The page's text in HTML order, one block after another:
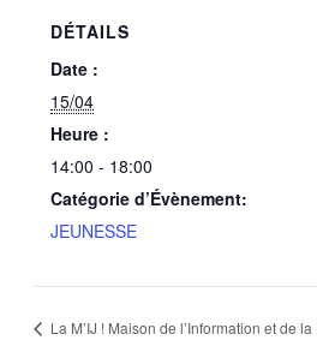
DÉTAILS
Date :
15/04
Heure :
14:00 - 18:00
Catégorie d’Évènement:
JEUNESSE
La M’IJ ! Maison de l’Information et de la